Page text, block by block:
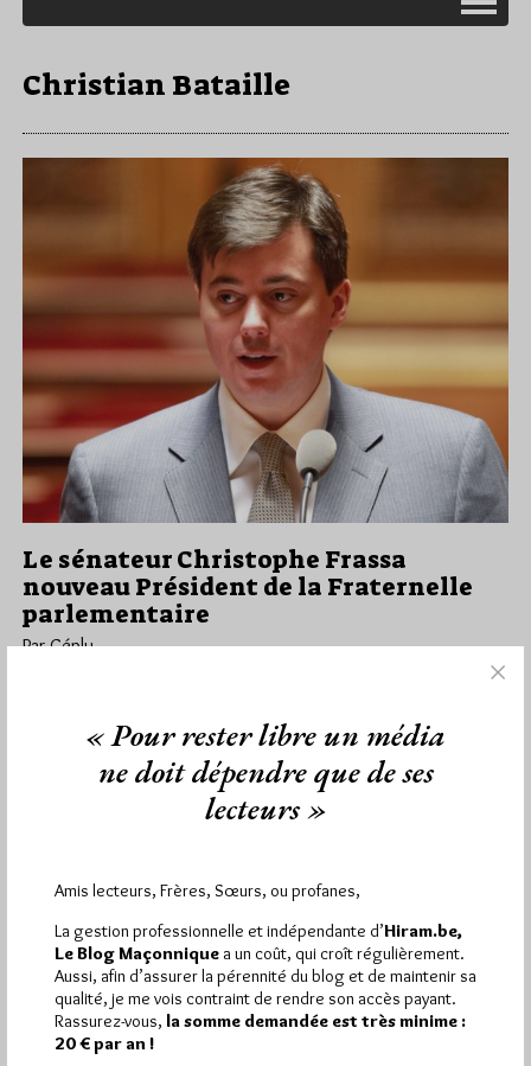
Christian Bataille
Le sénateur Christophe Frassa
nouveau Président de la Fraternelle
parlementaire
Par Géplu
Lu 4146 fois
La célèbre Fraternelle parlementaire, qui compte d'ailleurs plus
de non parlementaires (anciens parlementaires, journalistes, et
personnel des assemblées) que de…
Hier jeudi 6 août 2026, Hiram.be a reçu1 672 visites
2 608 pagesont été lues (Source : Pirsch.io)
Plus d’informations
« Pour rester libre un média
ne doit dépendre que de ses
lecteurs »
Amis lecteurs, Frères, Sœurs, ou profanes,
La gestion professionnelle et indépendante d’Hiram.be,
Le Blog Maçonnique a un coût, qui croît régulièrement.
Aussi, afin d’assurer la pérennité du blog et de maintenir sa
qualité, je me vois contraint de rendre son accès payant.
Rassurez-vous, la somme demandée est très minime :
20 € par an !